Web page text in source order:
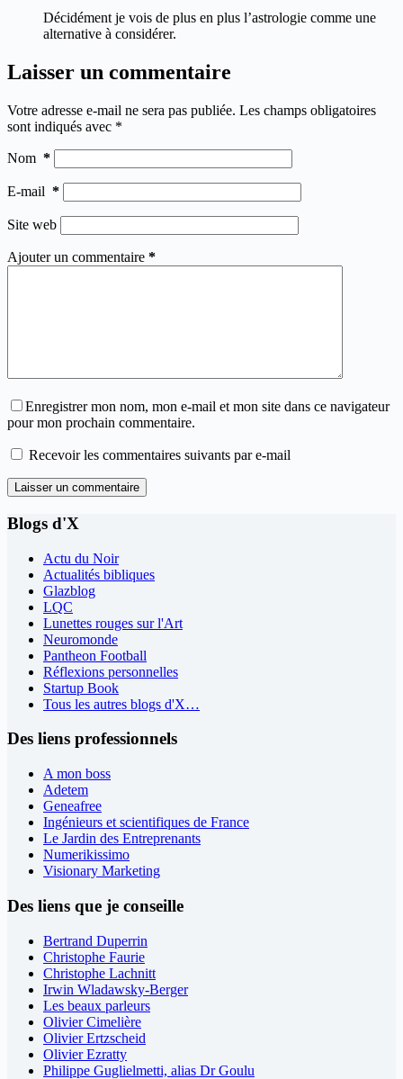
Décidément je vois de plus en plus l’astrologie comme une
alternative à considérer.
Laisser un commentaire
Votre adresse e-mail ne sera pas publiée. Les champs obligatoires
sont indiqués avec *
Nom *
E-mail *
Site web
Ajouter un commentaire *
Enregistrer mon nom, mon e-mail et mon site dans ce navigateur
pour mon prochain commentaire.
Recevoir les commentaires suivants par e-mail
Laisser un commentaire
Blogs d'X
Actu du Noir
Actualités bibliques
Glazblog
LQC
Lunettes rouges sur l'Art
Neuromonde
Pantheon Football
Réflexions personnelles
Startup Book
Tous les autres blogs d'X…
Des liens professionnels
A mon boss
Adetem
Geneafree
Ingénieurs et scientifiques de France
Le Jardin des Entreprenants
Numerikissimo
Visionary Marketing
Des liens que je conseille
Bertrand Duperrin
Christophe Faurie
Christophe Lachnitt
Irwin Wladawsky-Berger
Les beaux parleurs
Olivier Cimelière
Olivier Ertzscheid
Olivier Ezratty
Philippe Guglielmetti, alias Dr Goulu